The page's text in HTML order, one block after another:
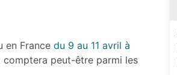
en France du 9 au 11 avril à
peut-être parmi les